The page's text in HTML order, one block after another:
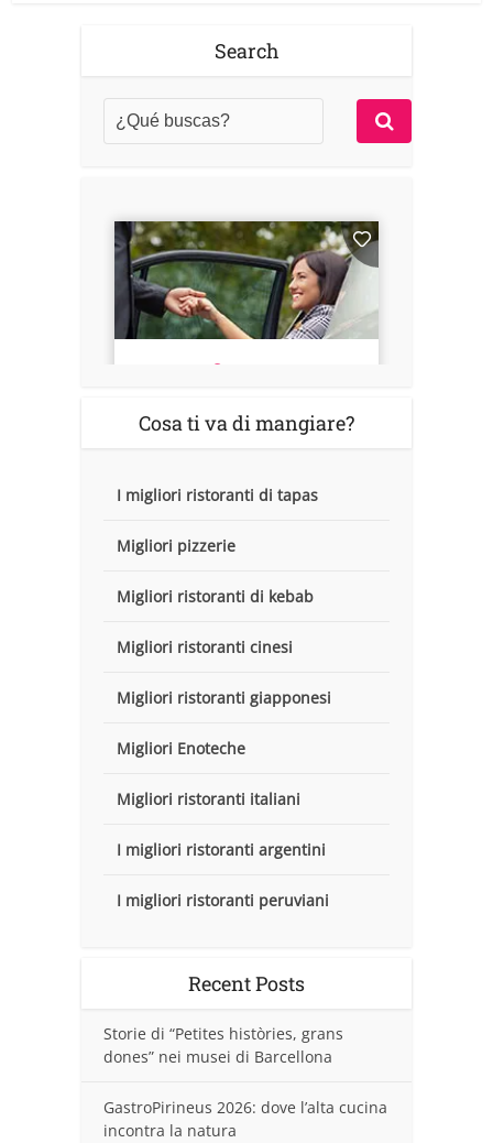
Search
Cosa ti va di mangiare?
I migliori ristoranti di tapas
Migliori pizzerie
Migliori ristoranti di kebab
Migliori ristoranti cinesi
Migliori ristoranti giapponesi
Migliori Enoteche
Migliori ristoranti italiani
I migliori ristoranti argentini
I migliori ristoranti peruviani
Recent Posts
Storie di “Petites històries, grans
dones” nei musei di Barcellona
GastroPirineus 2026: dove l’alta cucina
incontra la natura